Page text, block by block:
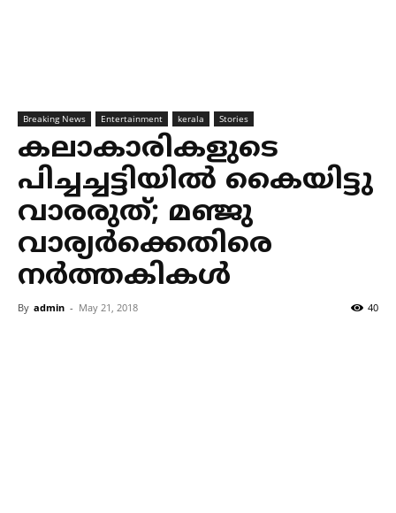
Breaking News Entertainment kerala Stories
കലാകാരികളുടെ
പിച്ചച്ചട്ടിയില്‍ കൈയിട്ടു
വാരരുത്; മഞ്ജു
വാര്യര്‍ക്കെതിരെ
നര്‍ത്തകികള്‍
By admin - May 21, 2018 40